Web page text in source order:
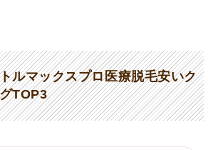
ルマックスプロ医療脱毛安いク
TOP3